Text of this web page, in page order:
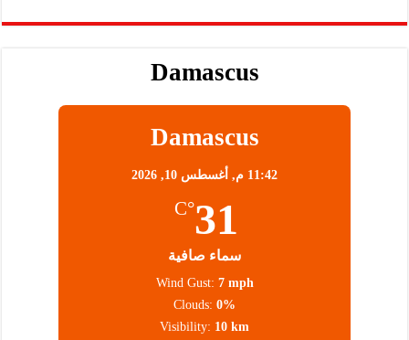
Damascus
Damascus
11:42 م, أغسطس 10, 2026
31
°C
سماء صافية
Wind Gust: 7 mph
Clouds: 0%
Visibility: 10 km